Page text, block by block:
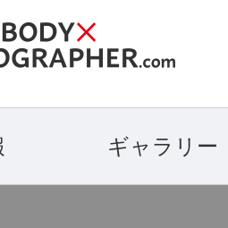
ギャラリー